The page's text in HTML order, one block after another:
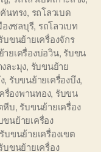
นทรง, รถโลวเบด
องชลบุรี, รถโลวเบท
บขนย้ายเครื่องจักร
ยเครื่องบ่อวิน, รับขน
ละมุง, รับขนย้าย
, รับขนย้ายเครื่องบึง,
รื่องพานทอง, รับขน
หีบ, รับขนย้ายเครื่อง
ขนย้ายเครื่อง
รับขนย้ายเครื่องเขต
บขนย้ายเครื่อง